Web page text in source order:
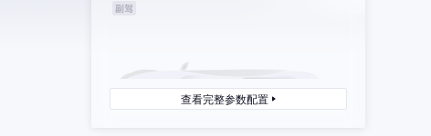
查看完整参数配置